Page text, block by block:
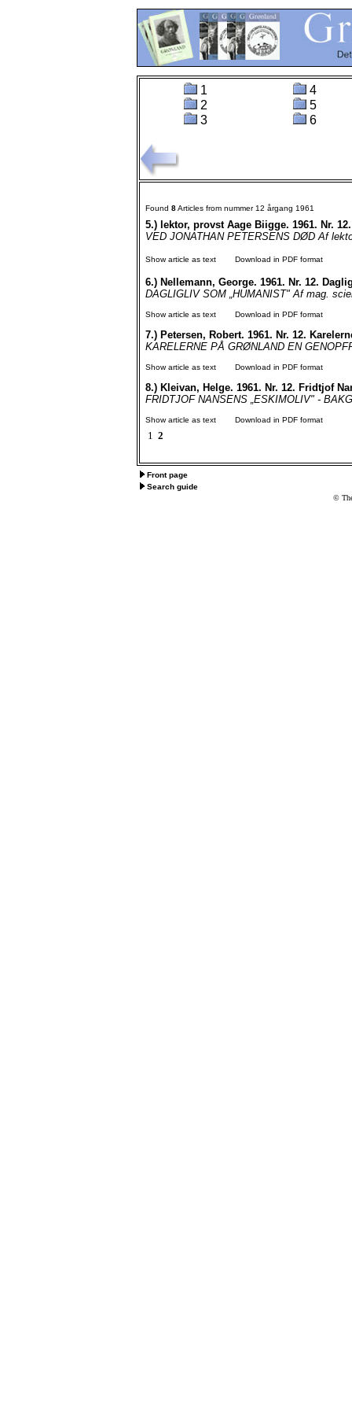
1
2
3
4
5
6
Found 8Articles from nummer 12 årgang 1961
5.) lektor, provst Aage Biigge. 1961. Nr.
VED JONATHAN PETERSENS DØD Af
Show article as text Download in PDF format
6.) Nellemann, George. 1961. Nr. 12.
DAGLIGLIV SOM „HUMANIST" Af mag.
Show article as text Download in PDF format
7.) Petersen, Robert. 1961. Nr. 12.
KARELERNE PÅ GRØNLAND EN
Show article as text Download in PDF format
8.) Kleivan, Helge. 1961. Nr. 12. Fridtjof
FRIDTJOF NANSENS „ESKIMOLIV" -
Show article as text Download in PDF format
1 2
Front page
Search guide
©